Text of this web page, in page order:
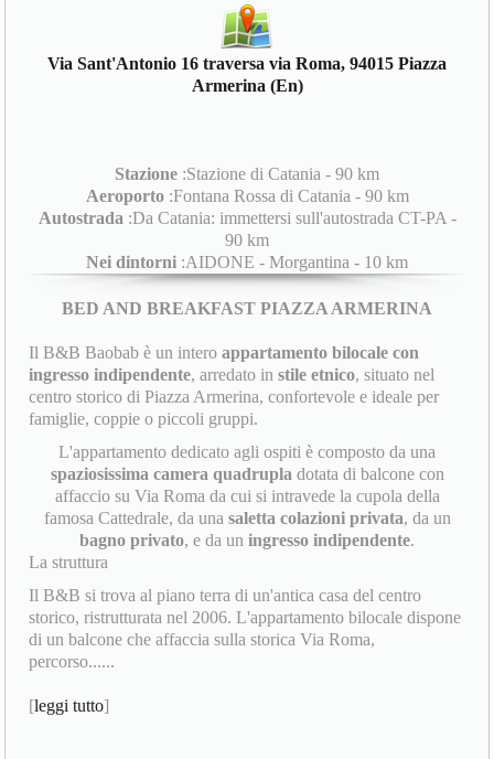
Via Sant'Antonio 16 traversa via Roma, 94015 Piazza
Armerina (En)
Stazione :Stazione di Catania - 90 km
Aeroporto:Fontana Rossa di Catania - 90 km
Autostrada :Da Catania: immettersi sull'autostrada CT-PA -
90 km
Nei dintorni :AIDONE - Morgantina - 10 km
BED AND BREAKFAST PIAZZA ARMERINA
Il B&B Baobab è un interoappartamento bilocale con
ingresso indipendente, arredato instile etnico, situato nel
centro storico di Piazza Armerina, confortevole e ideale per
famiglie, coppie o piccoli gruppi.
L'appartamento dedicato agli ospiti è composto da una
spaziosissima camera quadrupla dotata di balcone con
affaccio su Via Roma da cui si intravede la cupola della
famosa Cattedrale, da una saletta colazioni privata, da un
bagno privato, e da un ingresso indipendente.
La struttura
Il B&B si trova al piano terra di un'antica casa del centro
storico, ristrutturata nel 2006. L'appartamento bilocale dispone
di un balcone che affaccia sulla storica Via Roma,
percorso......
[leggi tutto]